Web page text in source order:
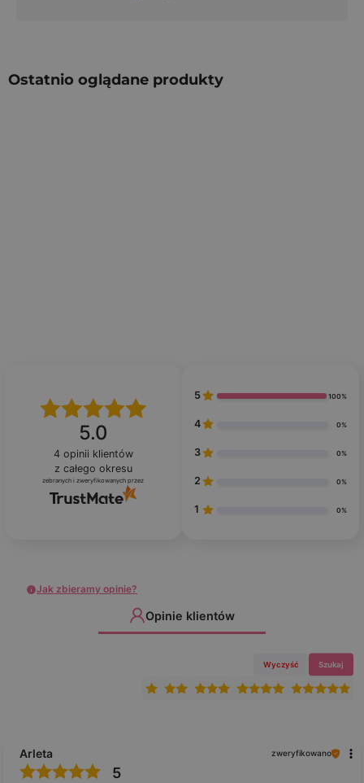
Ostatnio oglądane produkty
5.0
4opinii klientów
z całego okresu
zebranych i zweryfikowanych przez
5 100%
4 0%
3 0%
2 0%
1 0%
Jak zbieramy opinie?
Opinie klientów
Wyczyść Szukaj
Arleta zweryfikowano
5